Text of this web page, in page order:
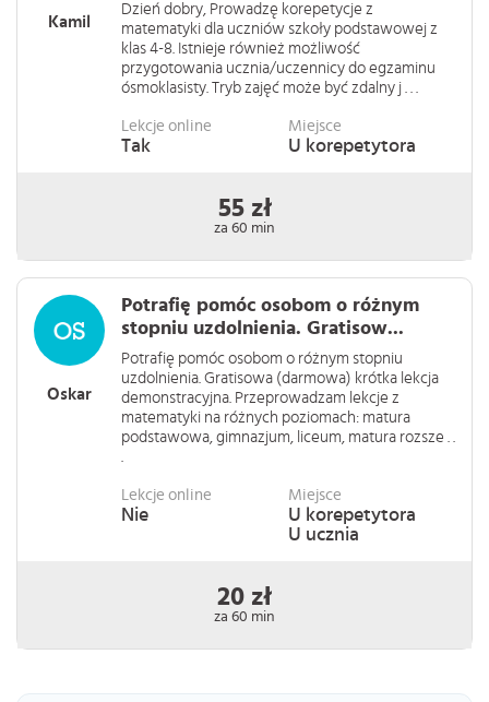
Kamil
Dzień dobry, Prowadzę korepetycje z
matematyki dla uczniów szkoły podstawowej z
klas 4-8. Istnieje również możliwość
przygotowania ucznia/uczennicy do egzaminu
ósmoklasisty. Tryb zajęć może być zdalny j . . .
Lekcje online
Tak
Miejsce
U korepetytora
55 zł
za 60 min
Oskar
Potrafię pomóc osobom o różnym
stopniu uzdolnienia. Gratisow...
Potrafię pomóc osobom o różnym stopniu
uzdolnienia. Gratisowa (darmowa) krótka lekcja
demonstracyjna. Przeprowadzam lekcje z
matematyki na różnych poziomach: matura
podstawowa, gimnazjum, liceum, matura rozsze . .
.
Lekcje online
Nie
Miejsce
U korepetytora
U ucznia
20 zł
za 60 min